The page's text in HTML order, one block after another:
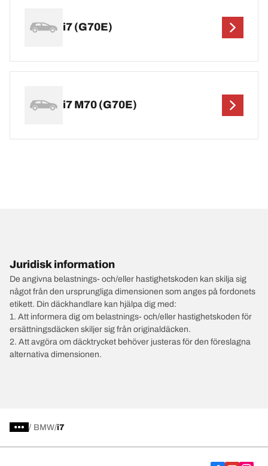
i7 (G70E)
i7 M70 (G70E)
Juridisk information
De angivna belastnings- och/eller hastighetskoden kan skilja sig
något från den ursprungliga dimensionen som anges på fordonets
etikett. Din däckhandlare kan hjälpa dig med:
1. Att informera dig om belastnings- och/eller hastighetskoden för
ersättningsdäcken skiljer sig från originaldäcken.
2. Att avgöra om däcktrycket behöver justeras för den föreslagna
alternativa dimensionen.
/ BMW i7